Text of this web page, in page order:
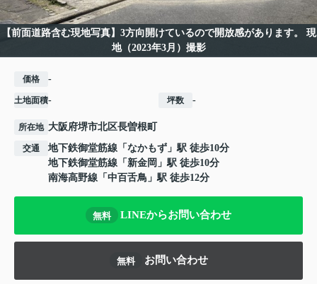
【前面道路含む現地写真】3方向開けているので開放感があります。 現
地（2023年3月）撮影
価格 -
土地面積- 坪数 -
所在地 大阪府堺市北区長曽根町
交通 地下鉄御堂筋線 「 なかもず 」駅 徒歩10分
地下鉄御堂筋線 「 新金岡 」駅 徒歩10分
南海高野線 「 中百舌鳥 」駅 徒歩12分
無料 LINEからお問い合わせ
無料 お問い合わせ